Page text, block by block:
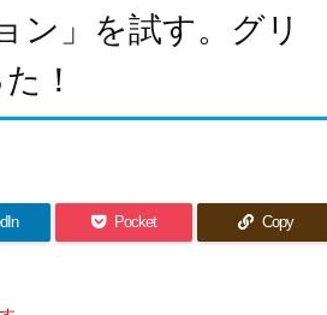
ン」を試す。グリ
！
Pocket Copy